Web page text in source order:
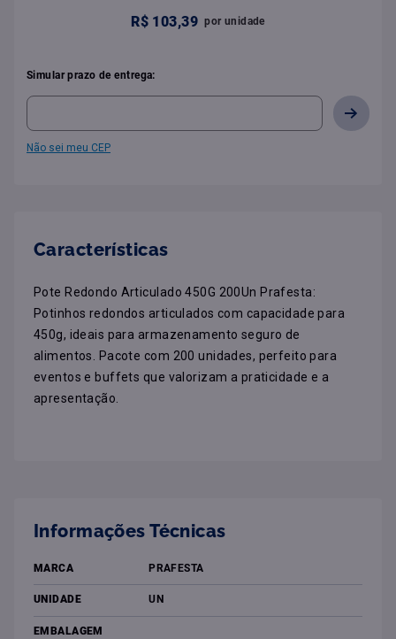
R$ 103,39 por unidade
Simular prazo de entrega:
Não sei meu CEP
Características
Pote Redondo Articulado 450G 200Un Prafesta:
Potinhos redondos articulados com capacidade para
450g, ideais para armazenamento seguro de
alimentos. Pacote com 200 unidades, perfeito para
eventos e buffets que valorizam a praticidade e a
apresentação.
Informações Técnicas
MARCA PRAFESTA
UNIDADE UN
EMBALAGEM